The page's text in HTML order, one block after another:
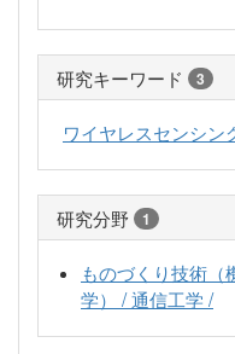
研究キーワード 3
ワイヤレスセンシン
研究分野 1
ものづくり技術（
学） / 通信工学 /